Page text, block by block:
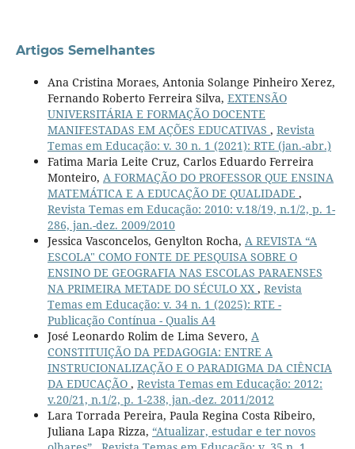
Artigos Semelhantes
Ana Cristina Moraes, Antonia Solange Pinheiro Xerez,
Fernando Roberto Ferreira Silva, EXTENSÃO
UNIVERSITÁRIA E FORMAÇÃO DOCENTE
MANIFESTADAS EM AÇÕES EDUCATIVAS , Revista
Temas em Educação: v. 30 n. 1 (2021): RTE (jan.-abr.)
Fatima Maria Leite Cruz, Carlos Eduardo Ferreira
Monteiro, A FORMAÇÃO DO PROFESSOR QUE ENSINA
MATEMÁTICA E A EDUCAÇÃO DE QUALIDADE ,
Revista Temas em Educação: 2010: v.18/19, n.1/2, p. 1-
286, jan.-dez. 2009/2010
Jessica Vasconcelos, Genylton Rocha, A REVISTA “A
ESCOLA" COMO FONTE DE PESQUISA SOBRE O
ENSINO DE GEOGRAFIA NAS ESCOLAS PARAENSES
NA PRIMEIRA METADE DO SÉCULO XX , Revista
Temas em Educação: v. 34 n. 1 (2025): RTE -
Publicação Contínua - Qualis A4
José Leonardo Rolim de Lima Severo, A
CONSTITUIÇÃO DA PEDAGOGIA: ENTRE A
INSTRUCIONALIZAÇÃO E O PARADIGMA DA CIÊNCIA
DA EDUCAÇÃO , Revista Temas em Educação: 2012:
v.20/21, n.1/2, p. 1-238, jan.-dez. 2011/2012
Lara Torrada Pereira, Paula Regina Costa Ribeiro,
Juliana Lapa Rizza, “Atualizar, estudar e ter novos